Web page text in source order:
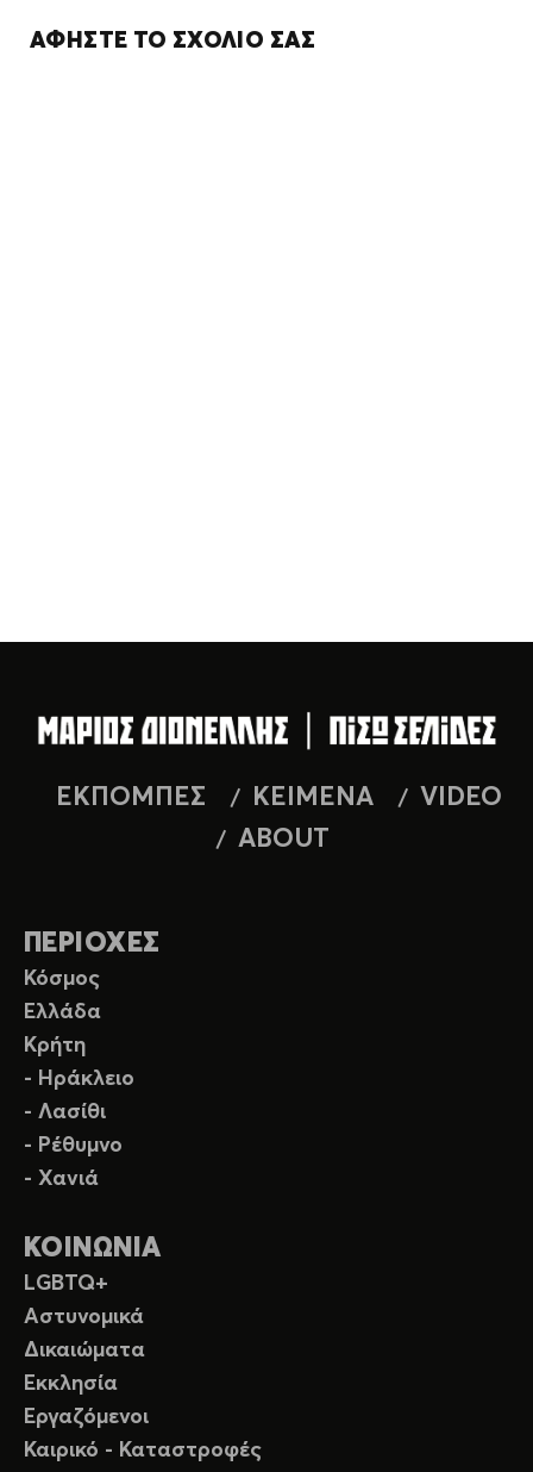
ΑΦΉΣΤΕ ΤΟ ΣΧΌΛΙΌ ΣΑΣ
ΕΚΠΟΜΠΕΣ ΚΕΙΜΕΝΑ
VIDEO
ABOUT
ΠΕΡΙΟΧΕΣ
Κόσμος
Ελλάδα
Κρήτη
- Ηράκλειο
- Λασίθι
- Ρέθυμνο
- Χανιά
ΚΟΙΝΩΝΙΑ
LGBTQ+
Αστυνομικά
Δικαιώματα
Εκκλησία
Εργαζόμενοι
Καιρικό - Καταστροφές